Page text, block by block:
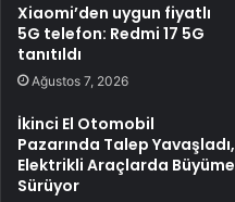
Xiaomi’den uygun fiyatlı
5G telefon: Redmi 17 5G
tanıtıldı
Ağustos 7, 2026
İkinci El Otomobil
Pazarında Talep Yavaşladı,
Elektrikli Araçlarda Büyüme
Sürüyor